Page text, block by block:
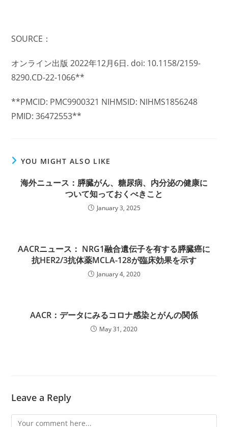
SOURCE：
オンライン出版 2022年12月6日. doi: 10.1158/2159-
8290.CD-22-1066**
**PMCID: PMC9900321 NIHMSID: NIHMS1856248
PMID: 36472553**
YOU MIGHT ALSO LIKE
海外ニュース：膵臓がん、糖尿病、内分泌の健康に
ついて知っておくべきこと
January 3, 2025
AACRニュース： NRG1融合遺伝子を有する膵臓癌に
抗HER2/3抗体薬MCLA-128が臨床効果を示す
January 4, 2020
AACR：データにみるコロナ感染とがんの関係
May 31, 2020
Leave a Reply
Comment